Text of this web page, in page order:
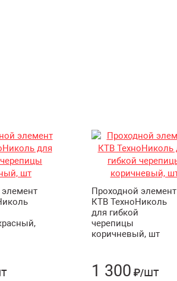
1-2011
Проходной элемент
КТВ ТехноНиколь
для гибкой
черепицы
коричневый, шт
1 300 ₽/шт